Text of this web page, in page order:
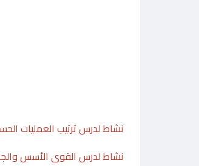
نشاط لدرس ترتيب العمليات
نشاط لدرس القوى الأسس